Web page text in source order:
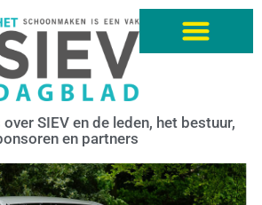
SIEV en de leden, het bestuur,
en partners